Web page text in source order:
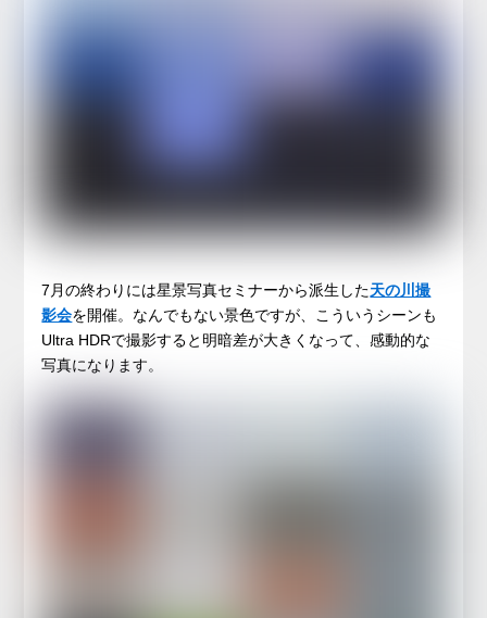
7月の終わりには星景写真セミナーから派生した天の川撮
影会を開催。なんでもない景色ですが、こういうシーンも
Ultra HDRで撮影すると明暗差が大きくなって、感動的な
写真になります。